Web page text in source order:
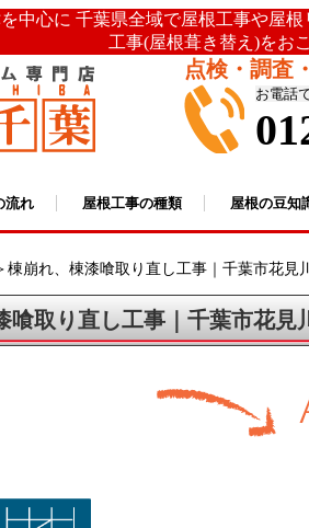
中心に 千葉県全域で屋根工事や屋
工事(屋根葺き替え)をお
点検・調査
お電話
流れ 屋根工事の種類 屋根の豆知
棟崩れ、棟漆喰取り直し工事｜千葉市花見
喰取り直し工事｜千葉市花見